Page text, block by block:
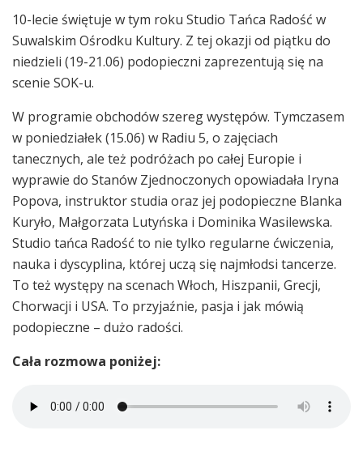
10-lecie świętuje w tym roku Studio Tańca Radość w
Suwalskim Ośrodku Kultury. Z tej okazji od piątku do
niedzieli (19-21.06) podopieczni zaprezentują się na
scenie SOK-u.
W programie obchodów szereg występów. Tymczasem
w poniedziałek (15.06) w Radiu 5, o zajęciach
tanecznych, ale też podróżach po całej Europie i
wyprawie do Stanów Zjednoczonych opowiadała Iryna
Popova, instruktor studia oraz jej podopieczne Blanka
Kuryło, Małgorzata Lutyńska i Dominika Wasilewska.
Studio tańca Radość to nie tylko regularne ćwiczenia,
nauka i dyscyplina, której uczą się najmłodsi tancerze.
To też występy na scenach Włoch, Hiszpanii, Grecji,
Chorwacji i USA. To przyjaźnie, pasja i jak mówią
podopieczne – dużo radości.
Cała rozmowa poniżej: